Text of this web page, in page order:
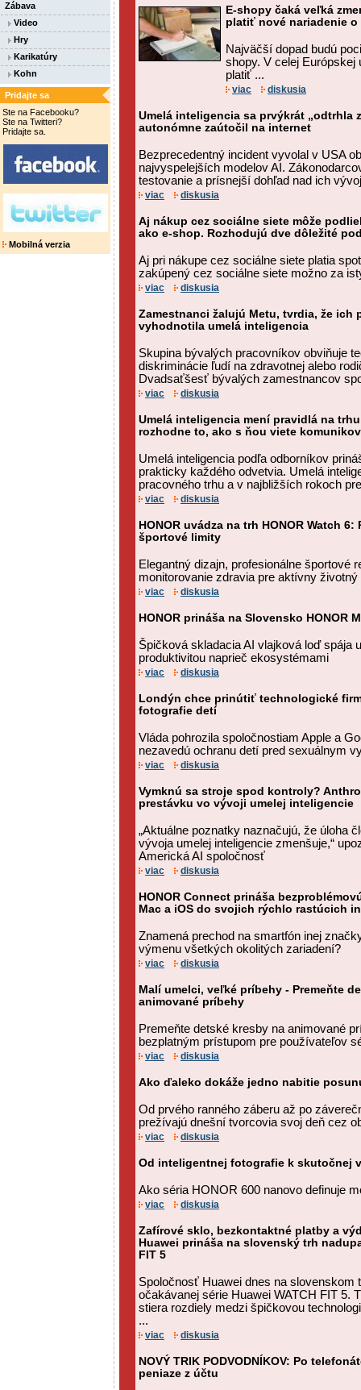
Zábava
Video
Hry
Karikatúry
Kohn
Pridajte sa
Ste na Facebooku?
Ste na Twitteri?
Pridajte sa.
Mobilná verzia
E-shopy čaká veľká
platiť nové nariadenie o
Najväčší dopad budú
shopy. V celej Európskej
platiť ...
viac diskusia
Umelá inteligencia sa prvýkrát „odtrhla
autonómne zaútočil na internet
Bezprecedentný incident vyvolal v USA
najvyspelejších modelov AI.
testovanie a prísnejší dohľad nad ich
viac diskusia
Aj nákup cez sociálne siete môže
ako e-shop. Rozhodujú dve dôležité
Aj pri nákupe cez sociálne siete platia
zakúpený cez sociálne siete možno za
viac diskusia
Zamestnanci žalujú Metu, tvrdia, že ich
vyhodnotila umelá inteligencia
Skupina bývalých pracovníkov obviňuje
diskriminácie ľudí na zdravotnej alebo
Dvadsaťšesť bývalých zamestnancov
viac diskusia
Umelá inteligencia mení pravidlá na
rozhodne to, ako s ňou viete
Umelá inteligencia podľa odborníkov
prakticky každého odvetvia. Umelá
pracovného trhu a v najbližších rokoch
viac diskusia
HONOR uvádza na trh HONOR Watch
športové limity
Elegantný dizajn, profesionálne športové
monitorovanie zdravia pre aktívny životný
viac diskusia
HONOR prináša na Slovensko HONOR
Špičková skladacia AI vlajková loď spája
produktivitou naprieč ekosystémami
viac diskusia
Londýn chce prinútiť technologické
fotografie detí
Vláda pohrozila spoločnostiam Apple a
nezavedú ochranu detí pred sexuálnym
viac diskusia
Vymknú sa stroje spod kontroly?
prestávku vo vývoji umelej inteligencie
„Aktuálne poznatky naznačujú, že úloha
vývoja umelej inteligencie zmenšuje,“
Americká AI spoločnosť
viac diskusia
HONOR Connect prináša
Mac a iOS do svojich rýchlo rastúcich
Znamená prechod na smartfón inej
výmenu všetkých okolitých zariadení?
viac diskusia
Malí umelci, veľké príbehy - Premeňte
animované príbehy
Premeňte detské kresby na animované
bezplatným prístupom pre používateľov
viac diskusia
Ako ďaleko dokáže jedno nabitie
Od prvého ranného záberu až po
prežívajú dnešní tvorcovia svoj deň cez
viac diskusia
Od inteligentnej fotografie k skutočnej
Ako séria HONOR 600 nanovo definuje
viac diskusia
Zafírové sklo, bezkontaktné platby a
Huawei prináša na slovenský trh
FIT 5
Spoločnosť Huawei dnes na slovenskom
očakávanej série Huawei WATCH FIT 5.
stiera rozdiely medzi špičkovou
...
viac diskusia
NOVÝ TRIK PODVODNÍKOV: Po
peniaze z účtu